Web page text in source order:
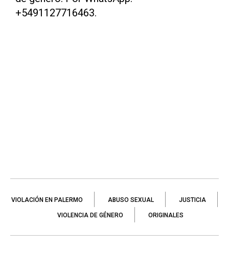
+5491127716463.
VIOLACIÓN EN PALERMO ABUSO SEXUAL JUSTICIA
VIOLENCIA DE GÉNERO ORIGINALES